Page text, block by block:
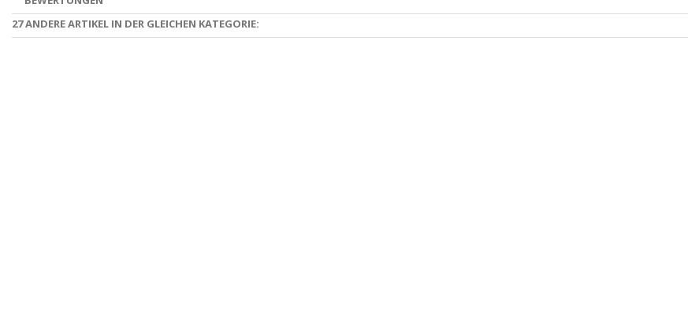
27 ANDERE ARTIKEL IN DER GLEICHEN KATEGORIE: